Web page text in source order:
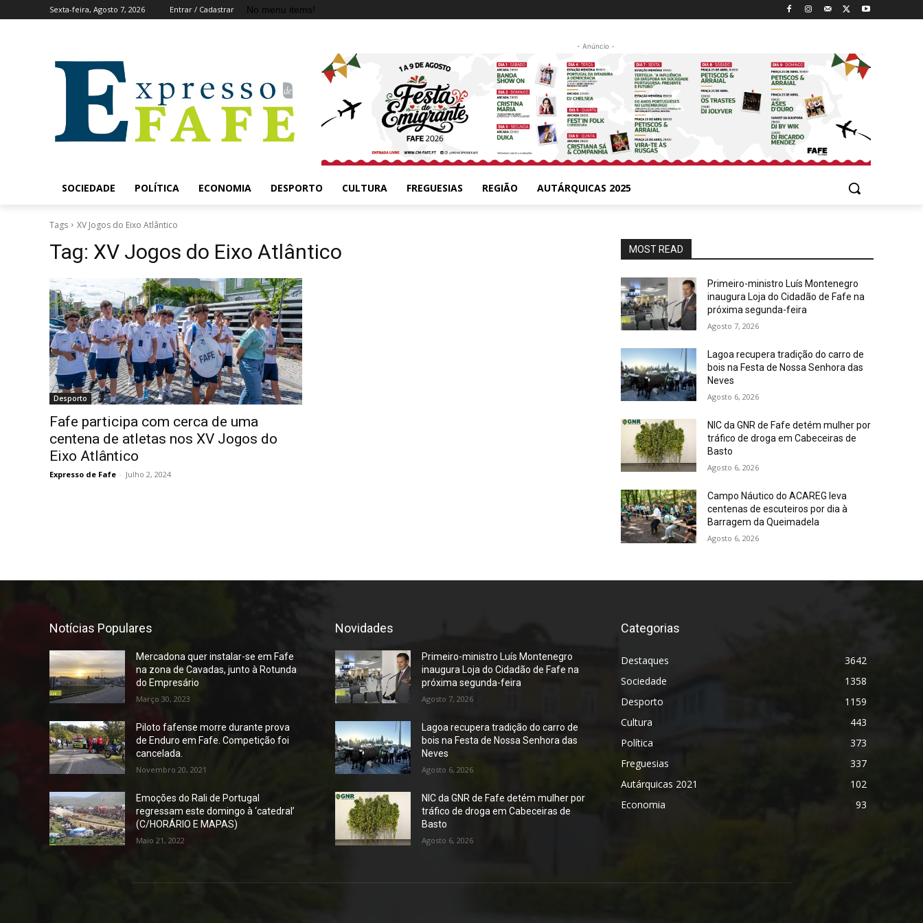
Sexta-feira, Agosto 7, 2026 Entrar / Cadastrar No menu items!
- Anúncio -
SOCIEDADE POLÍTICA ECONOMIA DESPORTO CULTURA FREGUESIAS REGIÃO AUTÁRQUICAS 2025
Tags XV Jogos do Eixo Atlântico
Tag: XV Jogos do Eixo Atlântico
Desporto
Fafe participa com cerca de uma
centena de atletas nos XV Jogos do
Eixo Atlântico
Expresso de Fafe - Julho 2, 2024
MOST READ
Primeiro-ministro Luís Montenegro
inaugura Loja do Cidadão de Fafe na
próxima segunda-feira
Agosto 7, 2026
Lagoa recupera tradição do carro de
bois na Festa de Nossa Senhora das
Neves
Agosto 6, 2026
NIC da GNR de Fafe detém mulher por
tráfico de droga em Cabeceiras de
Basto
Agosto 6, 2026
Campo Náutico do ACAREG leva
centenas de escuteiros por dia à
Barragem da Queimadela
Agosto 6, 2026
Notícias Populares
Mercadona quer instalar-se em Fafe
na zona de Cavadas, junto à Rotunda
do Empresário
Março 30, 2023
Piloto fafense morre durante prova
de Enduro em Fafe. Competição foi
cancelada.
Novembro 20, 2021
Emoções do Rali de Portugal
regressam este domingo à ‘catedral’
(C/HORÁRIO E MAPAS)
Maio 21, 2022
Novidades
Primeiro-ministro Luís Montenegro
inaugura Loja do Cidadão de Fafe na
próxima segunda-feira
Agosto 7, 2026
Lagoa recupera tradição do carro de
bois na Festa de Nossa Senhora das
Neves
Agosto 6, 2026
NIC da GNR de Fafe detém mulher por
tráfico de droga em Cabeceiras de
Basto
Agosto 6, 2026
Categorias
Destaques
3642
Sociedade
1358
Desporto
1159
Cultura
443
Política
373
Freguesias
337
Autárquicas 2021
102
Economia
93